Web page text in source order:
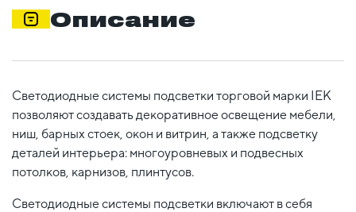
Описание
Светодиодные системы подсветки торговой марки IEK
позволяют создавать декоративное освещение мебели,
ниш, барных стоек, окон и витрин, а также подсветку
деталей интерьера: многоуровневых и подвесных
потолков, карнизов, плинтусов.
Светодиодные системы подсветки включают в себя